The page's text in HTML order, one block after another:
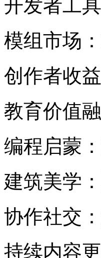
开发者工
模组市场
创作者收
教育价值
编程启蒙
建筑美学
协作社交
持续内容